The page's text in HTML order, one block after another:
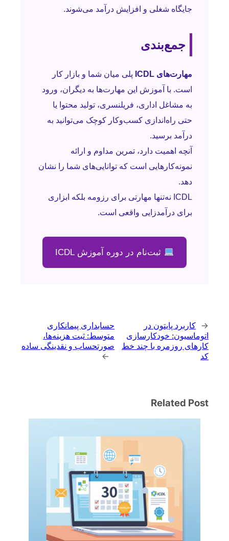
جایگاه شغلی و افزایش درآمد می‌شوند.
جمع‌بندی
مهارت‌های ICDL
پلی میان شما و بازار کار
است. با آموزش این مهارت‌ها به دیگران، ورود
به مشاغل اداری، فریلنسری، تولید محتوا یا
حتی راه‌اندازی کسب‌وکار کوچک می‌توانید به
درآمد برسید.
آنچه اهمیت دارد، تمرین مداوم و ارائه
نمونه‌کارهایی است که توانایی‌های شما را نشان
دهد.
ICDL نه‌تنها مهارتی برای رزومه بلکه ابزاری
برای درآمدزایی واقعی است.
ثبت‌نام در دوره آموزش ICDL
← کاربرد پایتون در
اتوماسیون: خودکارسازی
کارهای روزمره با چند خط
کد
حسابداری پیمانکاری
متوسط: ثبت هزینه‌ها،
صورتحساب و نقدینگی ساده
→
Related Post